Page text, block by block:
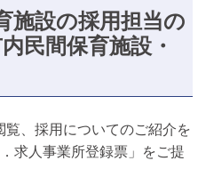
設の採用担当の
民間保育施設・
、採用についてのご紹介を
求人事業所登録票」をご提